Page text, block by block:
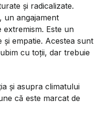
și radicalizate.
un angajament
Este un
empatie. Acestea sunt
cu toții, dar trebuie
și asupra climatului
că este marcat de